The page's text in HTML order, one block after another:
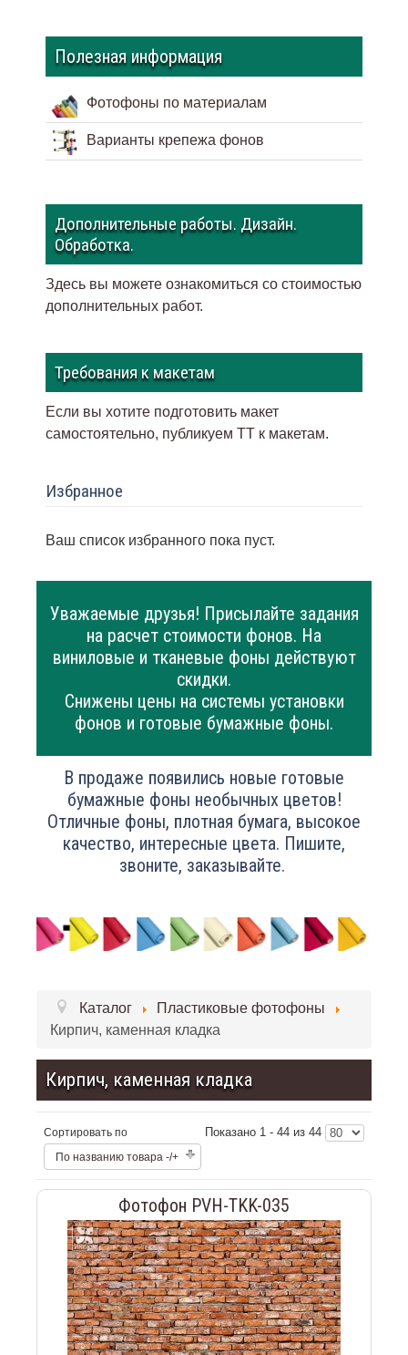
Полезная информация
Фотофоны по материалам
Варианты крепежа фонов
Дополнительные работы. Дизайн.
Обработка.
Здесь вы можете ознакомиться со стоимостью
дополнительных работ.
Требования к макетам
Если вы хотите подготовить макет
самостоятельно, публикуем ТТ к макетам.
Избранное
Ваш список избранного пока пуст.
Уважаемые друзья! Присылайте задания
на расчет стоимости фонов. На
виниловые и тканевые фоны действуют
скидки.
Снижены цены на системы установки
фонов и готовые бумажные фоны.
В продаже появились новые готовые
бумажные фоны необычных цветов!
Отличные фоны, плотная бумага, высокое
качество, интересные цвета. Пишите,
звоните, заказывайте.
Каталог
Пластиковые фотофоны
Кирпич, каменная кладка
Кирпич, каменная кладка
Сортировать по
По названию товара -/+
Показано 1 - 44 из 44
Фотофон PVH-TKK-035